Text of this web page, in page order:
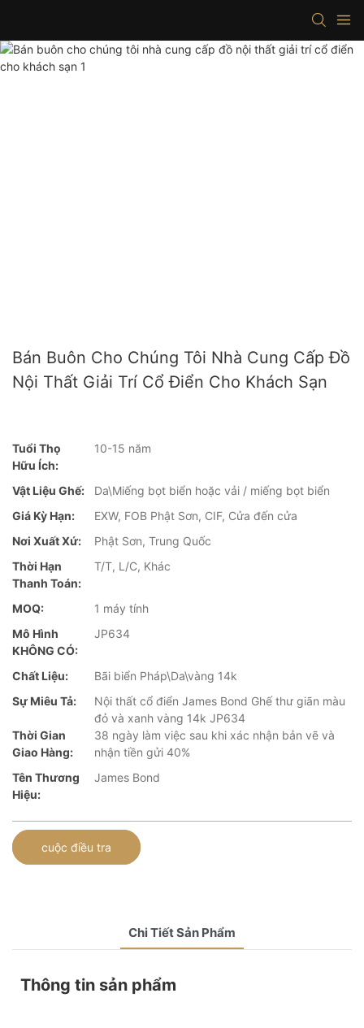
Bán Buôn Cho Chúng Tôi Nhà Cung Cấp Đồ
Nội Thất Giải Trí Cổ Điển Cho Khách Sạn
Tuổi Thọ
Hữu Ích:
10-15 năm
Vật Liệu Ghế:
Da\Miếng bọt biển hoặc vải / miếng bọt biển
Giá Kỳ Hạn:
EXW, FOB Phật Sơn, CIF, Cửa đến cửa
Nơi Xuất Xứ:
Phật Sơn, Trung Quốc
Thời Hạn
Thanh Toán:
T/T, L/C, Khác
MOQ:
1 máy tính
Mô Hình
KHÔNG CÓ:
JP634
Chất Liệu:
Bãi biển Pháp\Da\vàng 14k
Sự Miêu Tả:
Nội thất cổ điển James Bond Ghế thư giãn màu
đỏ và xanh vàng 14k JP634
Thời Gian
Giao Hàng:
38 ngày làm việc sau khi xác nhận bản vẽ và
nhận tiền gửi 40%
Tên Thương
Hiệu:
James Bond
cuộc điều tra
Chi Tiết Sản Phẩm
Thông tin sản phẩm